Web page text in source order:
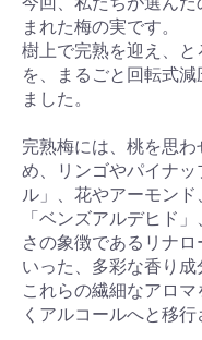
まれた梅の実です。
樹上で完熟を迎え、
を、まるごと回転式
ました。
完熟梅には、桃を思
め、リンゴやパイナ
ル」、花やアーモン
「ベンズアルデヒド
さの象徴であるリナ
いった、多彩な香り成
これらの繊細なアロ
くアルコールへと移行